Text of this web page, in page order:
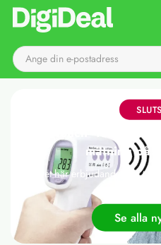
Till startsidan
"No touch"-
mätning på
Det här erbjudandet har
Se alla